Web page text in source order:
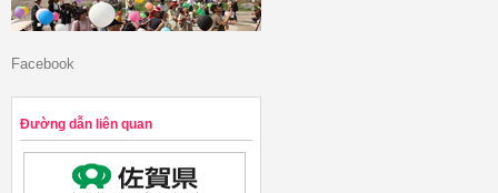
Facebook
Đường dẫn liên quan